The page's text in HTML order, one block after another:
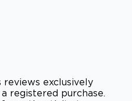
reviews exclusively
registered purchase.